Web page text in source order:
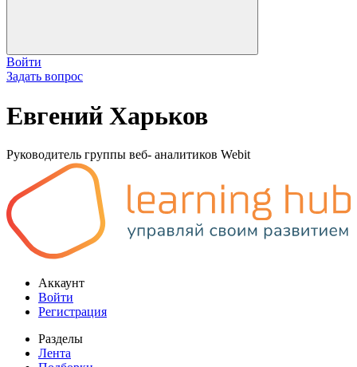
Войти
Задать вопрос
Евгений Харьков
Руководитель группы веб- аналитиков Webit
Аккаунт
Войти
Регистрация
Разделы
Лента